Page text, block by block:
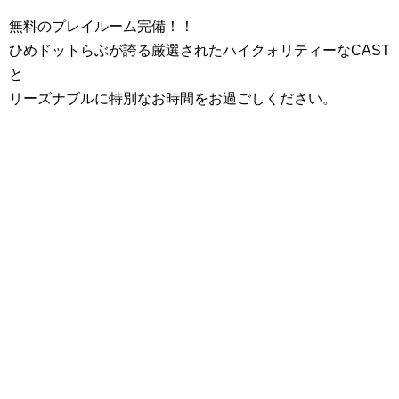
無料のプレイルーム完備！！
ひめドットらぶが誇る厳選されたハイクォリティーなCAST
と
リーズナブルに特別なお時間をお過ごしください。